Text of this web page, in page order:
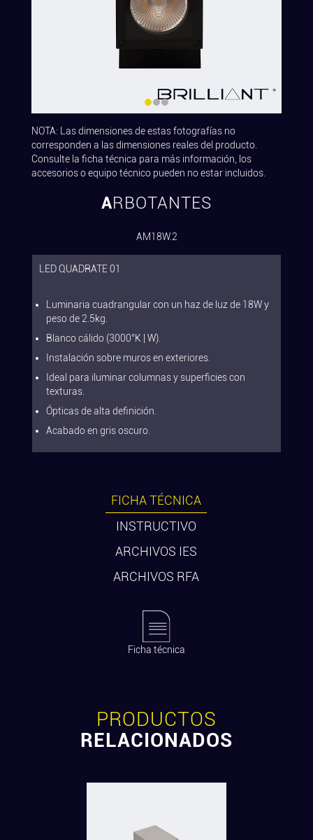
NOTA: Las dimensiones de estas fotografías no
corresponden a las dimensiones reales del producto.
Consulte la ficha técnica para más información, los
accesorios o equipo técnico pueden no estar incluidos.
ARBOTANTES
AM18W.2
LED QUADRATE 01
Luminaria cuadrangular con un haz de luz de 18W y
peso de 2.5kg.
Blanco cálido (3000°K | W).
Instalación sobre muros en exteriores.
Ideal para iluminar columnas y superficies con
texturas.
Ópticas de alta definición.
Acabado en gris oscuro.
FICHA TÉCNICA
INSTRUCTIVO
ARCHIVOS IES
ARCHIVOS RFA
Ficha técnica
PRODUCTOS
RELACIONADOS